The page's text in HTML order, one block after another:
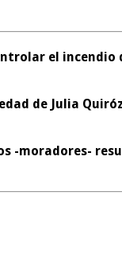
el incendio
de Julia
-moradores-